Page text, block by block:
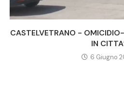
CASTELVETRANO -
IN
6 Giugno